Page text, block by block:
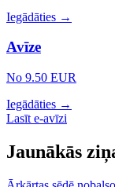
Iegādāties →
Avīze
No 9.50 EUR
Iegādāties →
Lasīt e-avīzi
Jaunākās